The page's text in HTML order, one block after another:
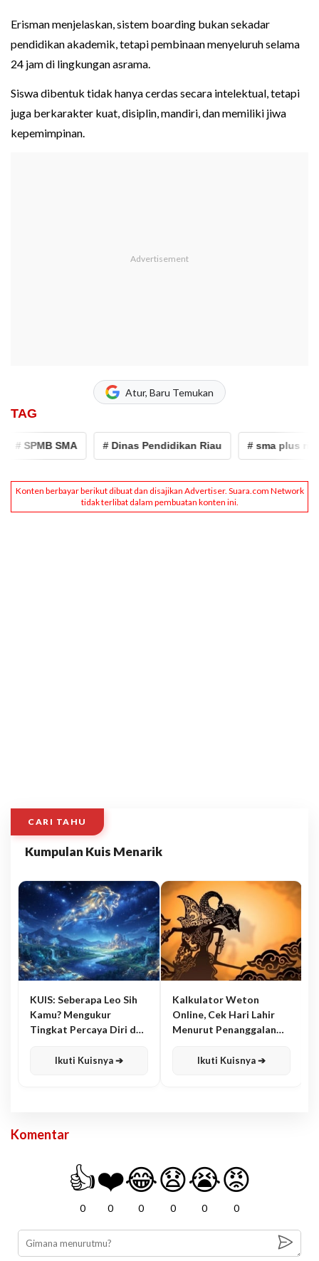
Erisman menjelaskan, sistem boarding bukan sekadar
pendidikan akademik, tetapi pembinaan menyeluruh selama
24 jam di lingkungan asrama.
Siswa dibentuk tidak hanya cerdas secara intelektual, tetapi
juga berkarakter kuat, disiplin, mandiri, dan memiliki jiwa
kepemimpinan.
Atur, Baru Temukan
TAG
SPMB SMA # Dinas Pendidikan Riau # sma plus riau
CARI TAHU
Kumpulan Kuis Menarik
KUIS: Seberapa Leo Sih
Kamu? Mengukur
Tingkat Percaya Diri dan
Ikuti Kuisnya ➔
Kalkulator Weton
Online, Cek Hari Lahir
Menurut Penanggalan
Ikuti Kuisnya ➔
Komentar
👍
0
❤️
0
😂
0
😧
0
😭
0
😡
0